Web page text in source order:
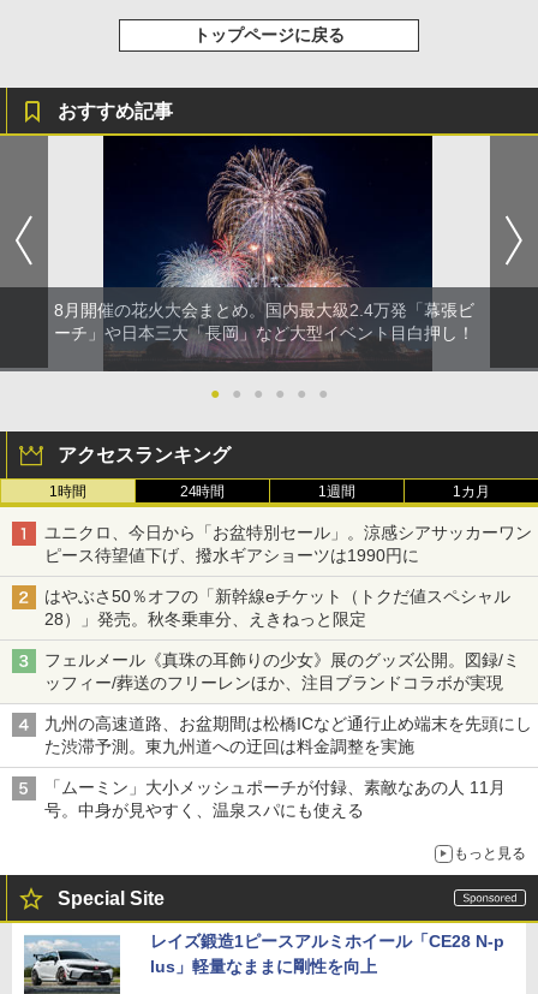
トップページに戻る
おすすめ記事
8月開催の花火大会まとめ。国内最大級2.4万発「幕張ビ
ーチ」や日本三大「長岡」など大型イベント目白押し！
● ● ● ● ● ●
アクセスランキング
1時間 24時間 1週間 1カ月
ユニクロ、今日から「お盆特別セール」。涼感シアサッカーワン
ピース待望値下げ、撥水ギアショーツは1990円に
はやぶさ50％オフの「新幹線eチケット（トクだ値スペシャル
28）」発売。秋冬乗車分、えきねっと限定
フェルメール《真珠の耳飾りの少女》展のグッズ公開。図録/ミ
ッフィー/葬送のフリーレンほか、注目ブランドコラボが実現
九州の高速道路、お盆期間は松橋ICなど通行止め端末を先頭にし
た渋滞予測。東九州道への迂回は料金調整を実施
「ムーミン」大小メッシュポーチが付録、素敵なあの人 11月
号。中身が見やすく、温泉スパにも使える
もっと見る
Special Site
レイズ鍛造1ピースアルミホイール「CE28 N-p
lus」軽量なままに剛性を向上